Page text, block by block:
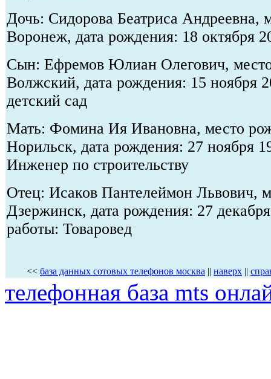
Дочь: Сидорова Беатриса Андреевна,
Воронеж, дата рождения: 18 октября
Сын: Ефремов Юлиан Олегович,
Волжский, дата рождения: 15 ноября
детский сад
Мать: Фомина Ия Ивановна, место
Норильск, дата рождения: 27 ноября
Инженер по строительству
Отец: Исаков Пантелеймон Львович,
Дзержинск, дата рождения: 27
работы: Товаровед
<< база данных сотовых телефонов москва || наверх ||
телефонная база mts